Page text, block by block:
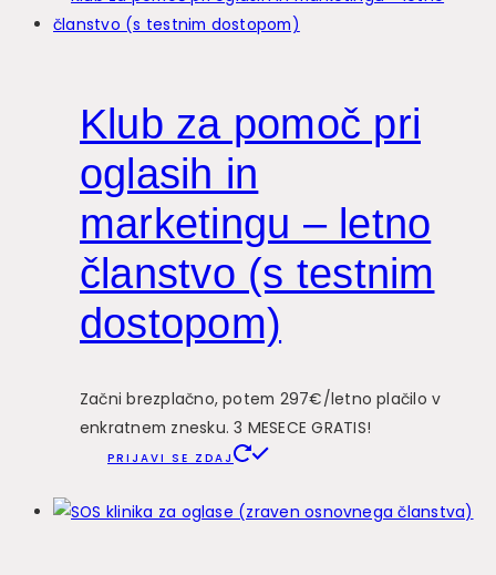
Klub za pomoč pri
oglasih in
marketingu – letno
članstvo (s testnim
dostopom)
Začni brezplačno, potem 297€/letno plačilo v
enkratnem znesku. 3 MESECE GRATIS!
PRIJAVI SE ZDAJ